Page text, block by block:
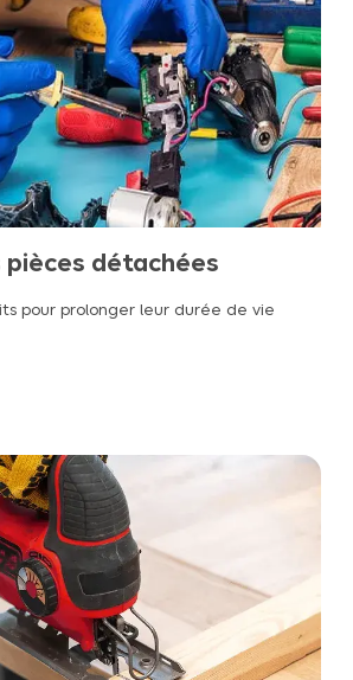
pièces détachées
pour prolonger leur durée de vie